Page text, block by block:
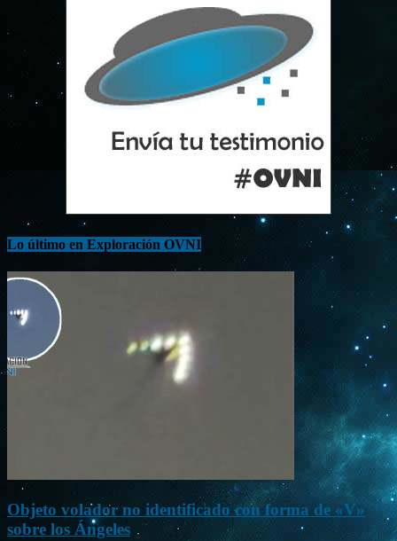
Lo último en Exploración OVNI
Objeto volador no identificado con forma de «V»
sobre los Ángeles